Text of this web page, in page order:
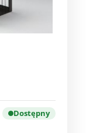
Dostępny